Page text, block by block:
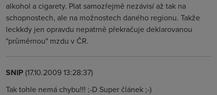
alkohol a cigarety. Plat samozřejmě nezávisí až tak na
schopnostech, ale na možnostech daného regionu. Takže
leckkdy jen opravdu nepatrně překračuje deklarovanou
"průměrnou" mzdu v ČR.
SNIP(17.10.2009 13:28:37)
Tak tohle nemá chybu!!! ;-D Super článek ;-)